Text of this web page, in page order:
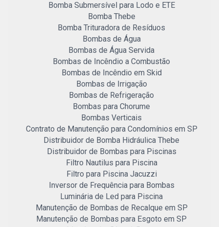
Bomba Submersível para Lodo e ETE
Bomba Thebe
Bomba Trituradora de Resíduos
Bombas de Água
Bombas de Água Servida
Bombas de Incêndio a Combustão
Bombas de Incêndio em Skid
Bombas de Irrigação
Bombas de Refrigeração
Bombas para Chorume
Bombas Verticais
Contrato de Manutenção para Condomínios em SP
Distribuidor de Bomba Hidráulica Thebe
Distribuidor de Bombas para Piscinas
Filtro Nautilus para Piscina
Filtro para Piscina Jacuzzi
Inversor de Frequência para Bombas
Luminária de Led para Piscina
Manutenção de Bombas de Recalque em SP
Manutenção de Bombas para Esgoto em SP